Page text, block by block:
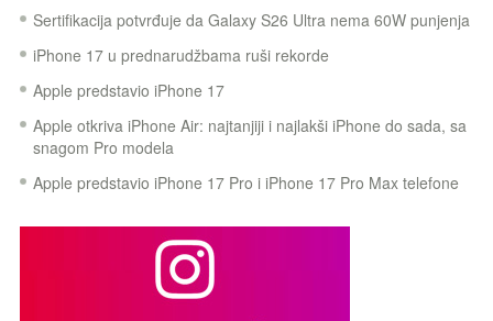
Sertifikacija potvrđuje da Galaxy S26 Ultra nema 60W punjenja
iPhone 17 u prednarudžbama ruši rekorde
Apple predstavio iPhone 17
Apple otkriva iPhone Air: najtanjiji i najlakši iPhone do sada, sa
snagom Pro modela
Apple predstavio iPhone 17 Pro i iPhone 17 Pro Max telefone